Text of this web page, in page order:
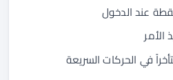
الأمر
في الحركات السريعة